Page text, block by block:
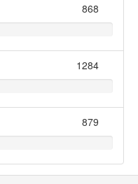
868
1284
879